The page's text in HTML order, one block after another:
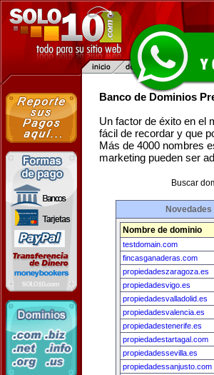
Banco de Dominios
Un factor de éxito en el
fácil de recordar y que
Más de 4000 nombres
marketing pueden ser
Buscar
Novedades
Nombre de dominio
testdomain.com
fincasganaderas.com
propiedadeszaragoza.es
propiedadesvigo.es
propiedadesvalladolid.es
propiedadesvalencia.es
propiedadestenerife.es
propiedadestartagal.com
propiedadessevilla.es
propiedadessanjusto.com